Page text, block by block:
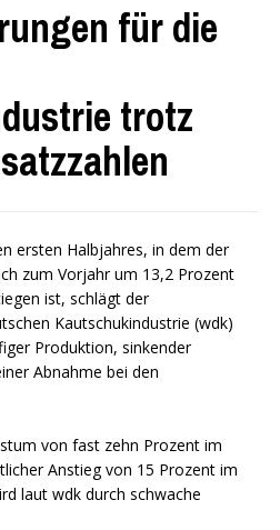
für die
trotz
ersten Halbjahres, in dem der
zum Vorjahr um 13,2 Prozent
ist, schlägt der
Kautschukindustrie (wdk)
Produktion, sinkender
Abnahme bei den
von fast zehn Prozent im
Anstieg von 15 Prozent im
laut wdk durch schwache